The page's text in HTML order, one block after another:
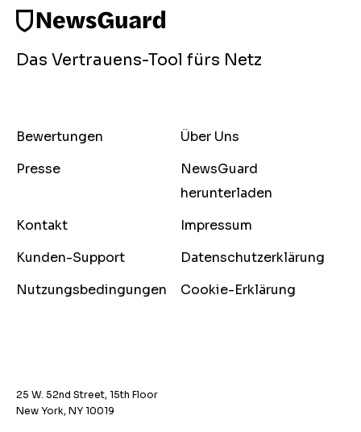
Das Vertrauens-Tool fürs Netz
Bewertungen
Über Uns
Presse
NewsGuard
herunterladen
Kontakt
Impressum
Kunden-Support
Datenschutzerklärung
Nutzungsbedingungen
Cookie-Erklärung
25 W. 52nd Street, 15th Floor
New York, NY 10019